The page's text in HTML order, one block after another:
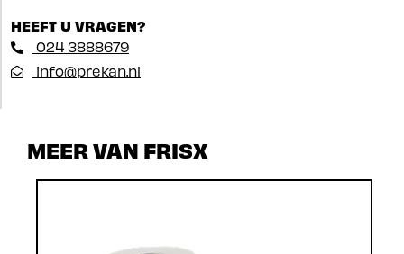
HEEFT U VRAGEN?
024 3888679
info@prekan.nl
MEER VAN FRISX